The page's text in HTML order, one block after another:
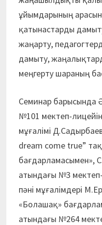
ұйымдарының
қатынастарды
жаңарту,
дамыту,
меңгерту шараның
Семинар барысында
№101 мектеп-
мұғалімі
dream come true”
бағдарламасымен»,
атындағы №3 мектеп-
пәні мұғалімдері
«Болашақ»
атындағы №264